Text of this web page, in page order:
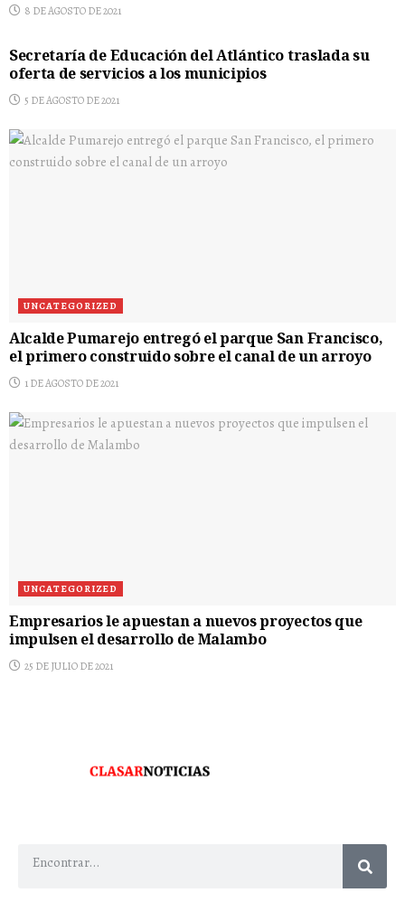
8 DE AGOSTO DE 2021
Secretaría de Educación del Atlántico traslada su
oferta de servicios a los municipios
5 DE AGOSTO DE 2021
UNCATEGORIZED
Alcalde Pumarejo entregó el parque San Francisco,
el primero construido sobre el canal de un arroyo
1 DE AGOSTO DE 2021
UNCATEGORIZED
Empresarios le apuestan a nuevos proyectos que
impulsen el desarrollo de Malambo
25 DE JULIO DE 2021